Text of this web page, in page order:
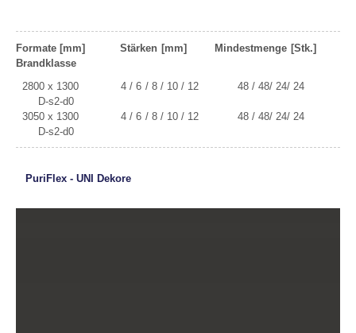
Formate [mm] Stärken [mm] Mindestmenge [Stk.]
Brandklasse
2800 x 1300 4 / 6 / 8 / 10 / 12 48 / 48/ 24/ 24
D-s2-d0
3050 x 1300 4 / 6 / 8 / 10 / 12 48 / 48/ 24/ 24
D-s2-d0
PuriFlex - UNI Dekore